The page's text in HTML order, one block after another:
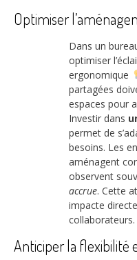
Optimiser
Dans un
optimiser
ergonomique
partagées
espaces pour
Investir dans
permet de
besoins. Les
aménagent
observent
accrue. Cette
impacte
collaborateurs.
Anticiper la flexibilité